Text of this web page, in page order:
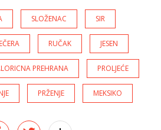
SLOŽENAC SIR
RUČAK JESEN
PREHRANA PROLJEĆE
PRŽENJE MEKSIKO